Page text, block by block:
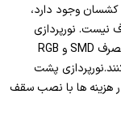
وجود دارد،
نیست. نورپردازی
نصب شده در پشت سقف کشسان، رشته های کم مصرف SMD و RGB
پشت
هزینه ها با نصب سقف